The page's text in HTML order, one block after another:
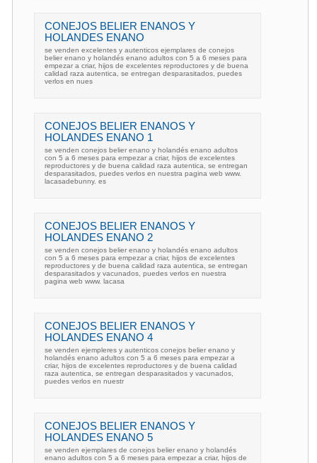
CONEJOS BELIER ENANOS Y
HOLANDES ENANO
se venden excelentes y autenticos ejemplares de conejos
belier enano y holandés enano adultos con 5 a 6 meses para
empezar a criar, hijos de excelentes reproductores y de buena
calidad raza autentica, se entregan desparasitados, puedes
verlos en nues
CONEJOS BELIER ENANOS Y
HOLANDES ENANO 1
se venden conejos belier enano y holandés enano adultos
con 5 a 6 meses para empezar a criar, hijos de excelentes
reproductores y de buena calidad raza autentica, se entregan
desparasitados, puedes verlos en nuestra pagina web www.
lacasadebunny. es
CONEJOS BELIER ENANOS Y
HOLANDES ENANO 2
se venden conejos belier enano y holandés enano adultos
con 5 a 6 meses para empezar a criar, hijos de excelentes
reproductores y de buena calidad raza autentica, se entregan
desparasitados y vacunados, puedes verlos en nuestra
pagina web www. lacasa
CONEJOS BELIER ENANOS Y
HOLANDES ENANO 4
se venden ejempleres y autenticos conejos belier enano y
holandés enano adultos con 5 a 6 meses para empezar a
criar, hijos de excelentes reproductores y de buena calidad
raza autentica, se entregan desparasitados y vacunados,
puedes verlos en nuestr
CONEJOS BELIER ENANOS Y
HOLANDES ENANO 5
se venden ejemplares de conejos belier enano y holandés
enano adultos con 5 a 6 meses para empezar a criar, hijos de